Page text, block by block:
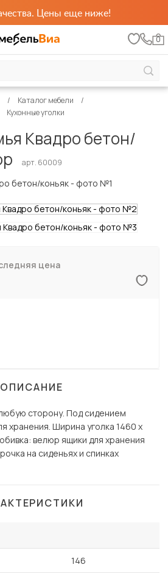
Цены еще ниже!
0
Каталог мебели
Кухонные уголки
Квадро бетон/
арт. 60009
цена
ОПИСАНИЕ
сторону. Под сидением
хранения. Ширина уголка 1460 х
велюр ящики для хранения
на сиденьях и спинках
146